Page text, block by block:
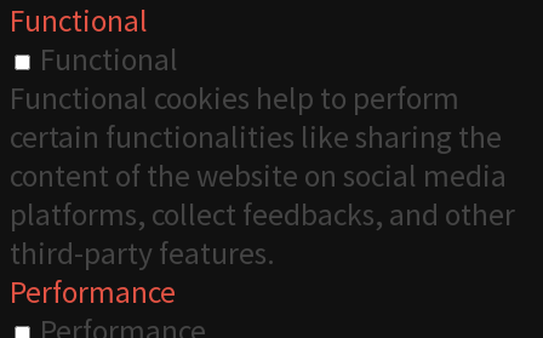
Functional
Functional
Functional cookies help to perform
certain functionalities like sharing the
content of the website on social media
platforms, collect feedbacks, and other
third-party features.
Performance